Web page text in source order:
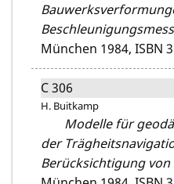
München 1984, ISBN
C 306
H. Buitkamp
Modelle für
der
Berücksichtigung